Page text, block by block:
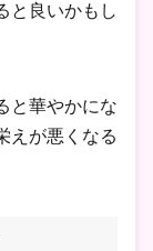
と良いかもし
と華やかにな
えが悪くなる